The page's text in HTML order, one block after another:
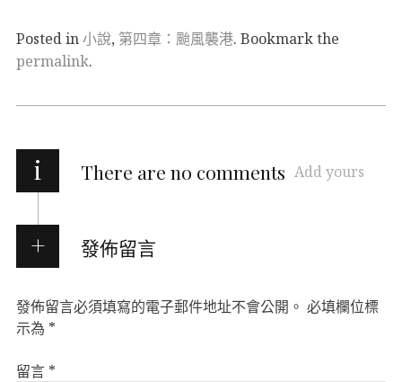
Posted in小說, 第四章：颱風襲港. Bookmark the
permalink.
i There are no comments Add yours
發佈留言
發佈留言必須填寫的電子郵件地址不會公開。 必填欄位標
示為 *
留言 *